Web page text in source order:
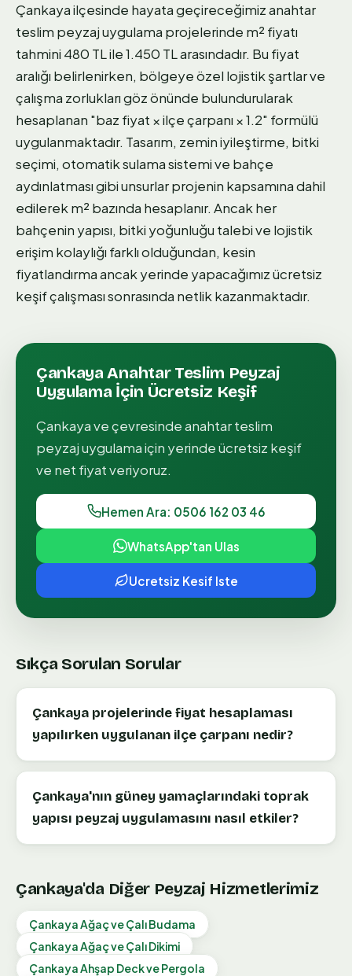
Çankaya ilçesinde hayata geçireceğimiz anahtar
teslim peyzaj uygulama projelerinde m² fiyatı
tahmini 480 TL ile 1.450 TL arasındadır. Bu fiyat
aralığı belirlenirken, bölgeye özel lojistik şartlar ve
çalışma zorlukları göz önünde bulundurularak
hesaplanan "baz fiyat × ilçe çarpanı × 1.2" formülü
uygulanmaktadır. Tasarım, zemin iyileştirme, bitki
seçimi, otomatik sulama sistemi ve bahçe
aydınlatması gibi unsurlar projenin kapsamına dahil
edilerek m² bazında hesaplanır. Ancak her
bahçenin yapısı, bitki yoğunluğu talebi ve lojistik
erişim kolaylığı farklı olduğundan, kesin
fiyatlandırma ancak yerinde yapacağımız ücretsiz
keşif çalışması sonrasında netlik kazanmaktadır.
ÇankayaAnahtar Teslim Peyzaj
Uygulamaİçin Ücretsiz Keşif
Çankayave çevresindeanahtar teslim
peyzaj uygulamaiçin yerinde ücretsiz keşif
ve net fiyat veriyoruz.
Hemen Ara: 0506 162 03 46
WhatsApp'tan Ulas
Ucretsiz Kesif Iste
Sıkça Sorulan Sorular
Çankaya projelerinde fiyat hesaplaması
yapılırken uygulanan ilçe çarpanı nedir?
Çankaya'nın güney yamaçlarındaki toprak
yapısı peyzaj uygulamasını nasıl etkiler?
Çankaya'da Diğer Peyzaj Hizmetlerimiz
Çankaya Ağaç ve Çalı Budama
Çankaya Ağaç ve Çalı Dikimi
Çankaya Ahşap Deck ve Pergola